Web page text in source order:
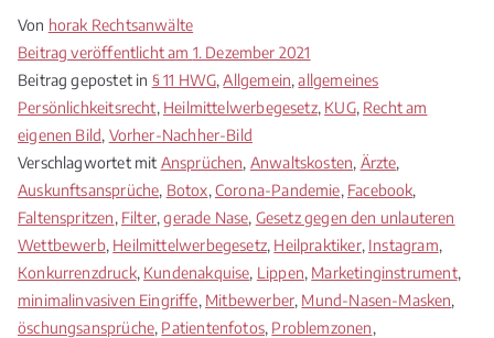
Von horak Rechtsanwälte
Beitrag veröffentlicht am 1. Dezember 2021
Beitrag gepostet in § 11 HWG,Allgemein,allgemeines
Persönlichkeitsrecht, Heilmittelwerbegesetz, KUG, Recht am
eigenen Bild, Vorher-Nachher-Bild
Verschlagwortet mit Ansprüchen, Anwaltskosten, Ärzte,
Auskunftsansprüche, Botox, Corona-Pandemie, Facebook,
Faltenspritzen, Filter,gerade Nase, Gesetz gegen den unlauteren
Wettbewerb, Heilmittelwerbegesetz, Heilpraktiker, Instagram,
Konkurrenzdruck, Kundenakquise, Lippen, Marketinginstrument,
minimalinvasiven Eingriffe, Mitbewerber, Mund-Nasen-Masken,
öschungsansprüche, Patientenfotos, Problemzonen,